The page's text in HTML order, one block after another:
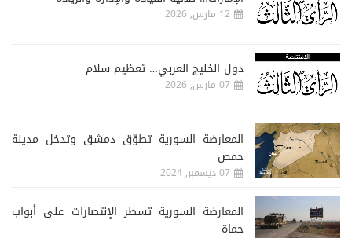
12 مارس, 2026
دول الخليج العربي… تعظيم سلام
07 مارس, 2026
المعارضة السورية تطوّق دمشق وتدخل مدينة
حمص
07 ديسمبر, 2024
المعارضة السورية تسطر الإنتصارات على أبواب
حماة